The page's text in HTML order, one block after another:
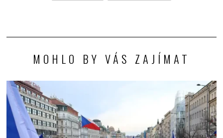
MOHLO BY VÁS ZAJÍMAT